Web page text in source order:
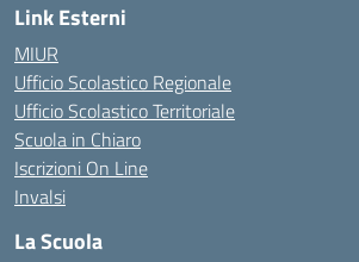
Link Esterni
MIUR
Ufficio Scolastico Regionale
Ufficio Scolastico Territoriale
Scuola in Chiaro
Iscrizioni On Line
Invalsi
La Scuola